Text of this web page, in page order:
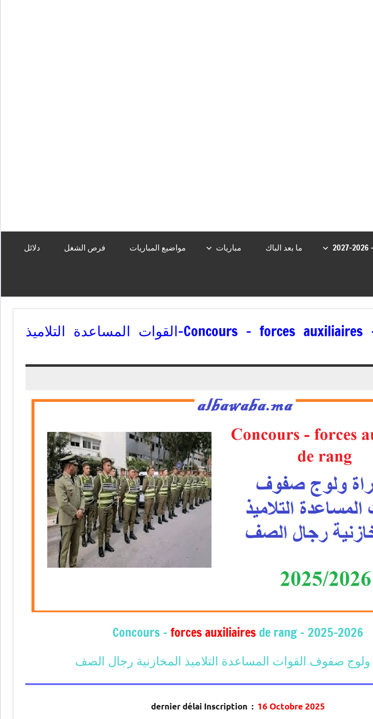
ما بعد الباك مباريات مواضيع المباريات فرص الشغل دلائل
Concours – forces auxiliaires – 2025-2026-القوات المساعدة التلاميذ
Concours – forces auxiliaires de rang – 2025-2026
ولوج صفوف القوات المساعدة التلاميذ المخازنية رجال الصف
dernier délai Inscription : 16 Octobre 2025